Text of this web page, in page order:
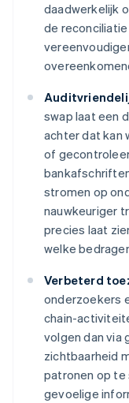
daadwerkelijk
de
swap laat een
achter dat kan
of
stromen op
nauwkeuriger
precies laat
welke
Verbeterd
onderzoekers
chain-
volgen dan via
zichtbaarheid
patronen op te
gevoelige